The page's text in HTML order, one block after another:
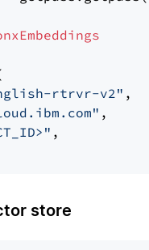
rtrvr-v2" ,
,
,
store